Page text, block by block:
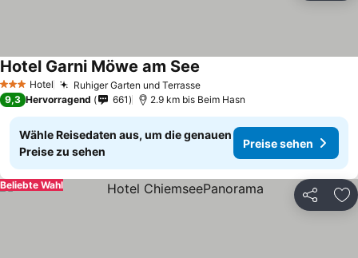
3 SterneHotel Ruhiger Garten und Terrasse
Hotel Garni Möwe am See
9,3 Hervorragend 661 2.9 km bis Beim Hasn
Wähle Reisedaten aus, um die genauen
Preise zu sehen
Preise sehen
Teilen
Beliebte Wahl